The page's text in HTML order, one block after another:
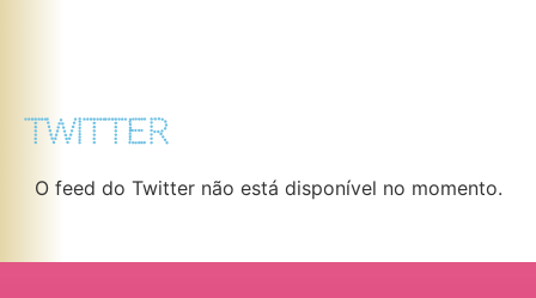
TWITTER
O feed do Twitter não está disponível no momento.